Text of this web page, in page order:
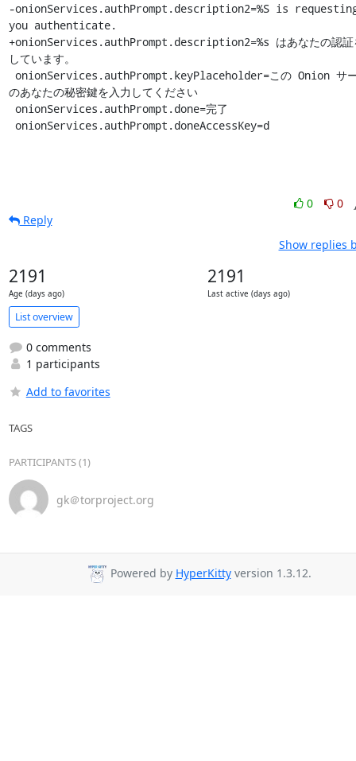
-onionServices.authPrompt.description2=%S is
you authenticate.
+onionServices.authPrompt.description2=%s はあなたの認証
しています。
のあなたの秘密鍵を入力してください
onionServices.authPrompt.doneAccessKey=d
0
0
Reply
Show replies
2191
Age (days ago)
2191
Last active (days ago)
List overview
0 comments
1 participants
Add to favorites
TAGS
PARTICIPANTS (1)
gk＠torproject.org
Powered by HyperKittyversion 1.3.12.